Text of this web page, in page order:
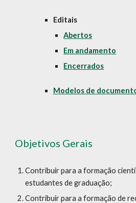
Editais
Abertos
Em andamento
Encerrados
Modelos de
Objetivos Gerais
Contribuir para a formação
estudantes de graduação;
Contribuir para a formação de